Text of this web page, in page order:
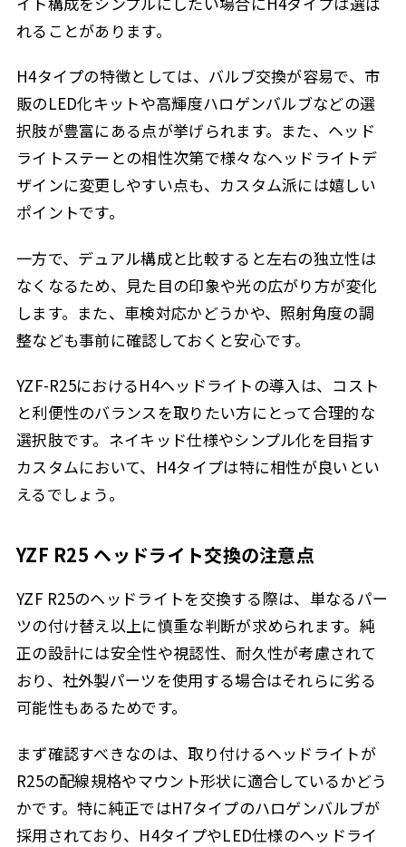
れることがあります。
H4タイプの特徴としては、バルブ交換が容易で、市
販のLED化キットや高輝度ハロゲンバルブなどの選
択肢が豊富にある点が挙げられます。また、ヘッド
ライトステーとの相性次第で様々なヘッドライトデ
ザインに変更しやすい点も、カスタム派には嬉しい
ポイントです。
一方で、デュアル構成と比較すると左右の独立性は
なくなるため、見た目の印象や光の広がり方が変化
します。また、車検対応かどうかや、照射角度の調
整なども事前に確認しておくと安心です。
YZF-R25におけるH4ヘッドライトの導入は、コスト
と利便性のバランスを取りたい方にとって合理的な
選択肢です。ネイキッド仕様やシンプル化を目指す
カスタムにおいて、H4タイプは特に相性が良いとい
えるでしょう。
YZF R25 ヘッドライト交換の注意点
YZF R25のヘッドライトを交換する際は、単なるパー
ツの付け替え以上に慎重な判断が求められます。純
正の設計には安全性や視認性、耐久性が考慮されて
おり、社外製パーツを使用する場合はそれらに劣る
可能性もあるためです。
まず確認すべきなのは、取り付けるヘッドライトが
R25の配線規格やマウント形状に適合しているかどう
かです。特に純正ではH7タイプのハロゲンバルブが
採用されており、H4タイプやLED仕様のヘッドライ